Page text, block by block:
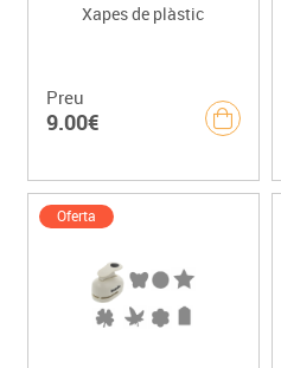
Xapes de plàstic
Preu
9.00€
Oferta